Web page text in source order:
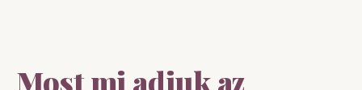
Most mi adjuk az